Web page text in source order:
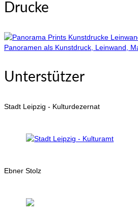
Drucke
Panoramen als Kunstdruck, Leinwand,
Unterstützer
Stadt Leipzig - Kulturdezernat
Ebner Stolz